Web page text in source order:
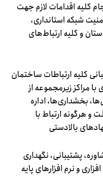
کلیه اقدامات لازم جهت
شبکه استانداری،
و کلیه ارتباط‌های
کلیه ارتباطات ساختمان
با مراکز زیرمجموعه از
بخشداری‌ها، اداره
و هرگونه ارتباط با
بالادستی
پشتیبانی، نگهداری
و نرم افزارهای پایه